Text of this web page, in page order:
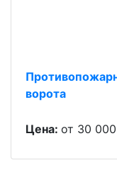
ворота
Цена: от 30